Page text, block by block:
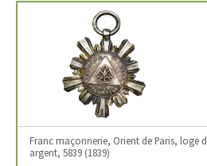
Franc maçonnerie, Orient de Paris, loge
argent, 5839 (1839)